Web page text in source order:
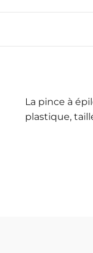
La pince à
plastique,